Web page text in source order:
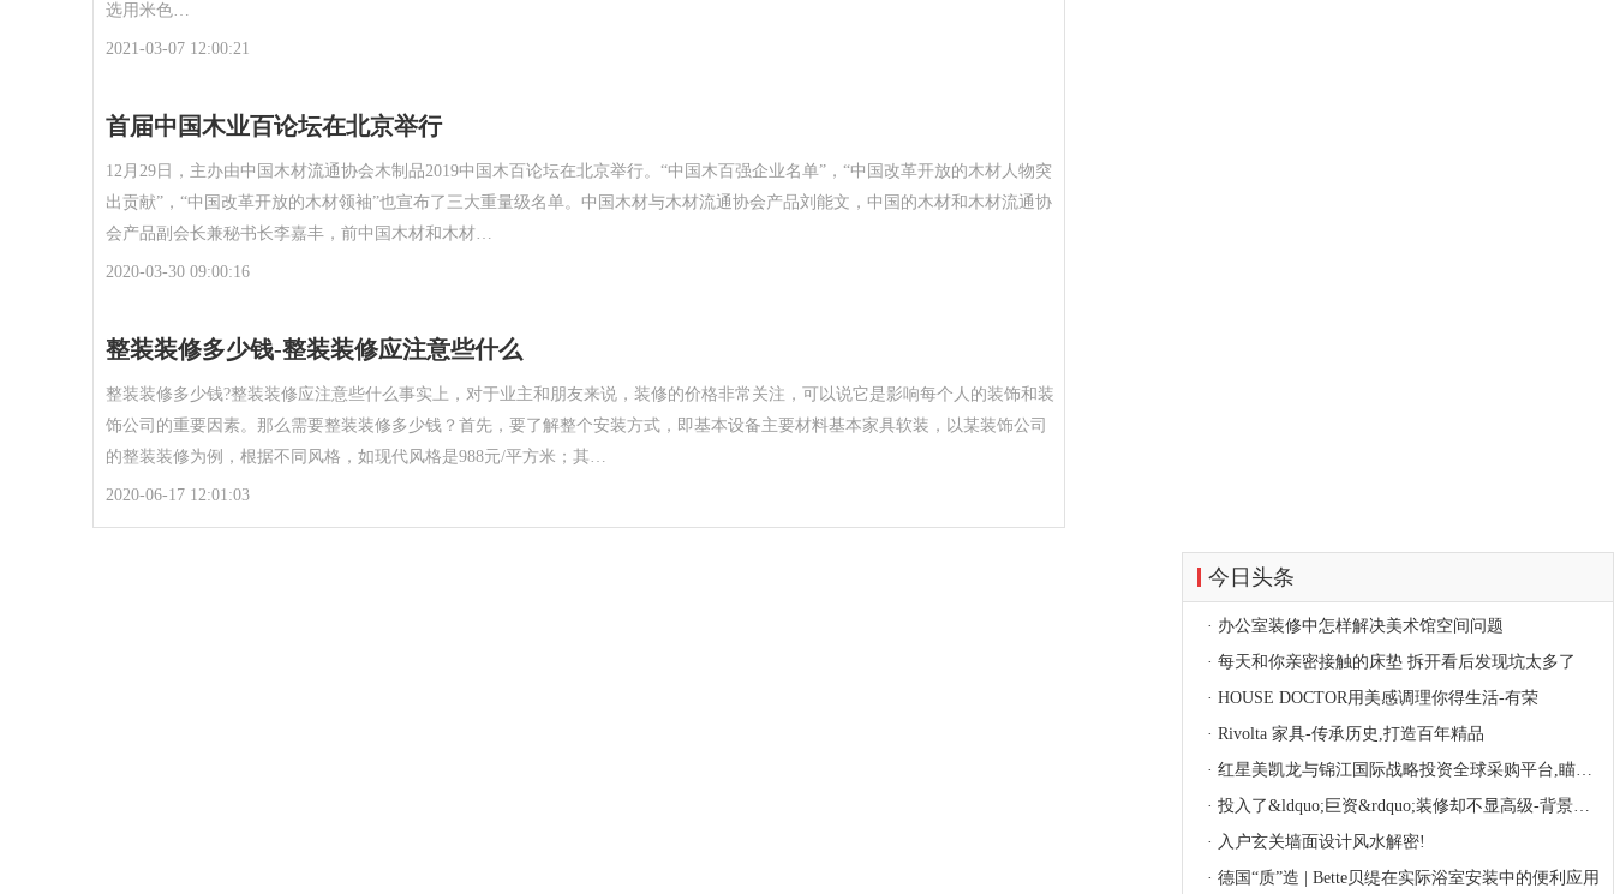
选用米色…
2021-03-07 12:00:21
首届中国木业百论坛在北京举行
12月29日，主办由中国木材流通协会木制品2019中国木百论坛在北京举行。“中国木百强企业名单”，“中国改革开放的木材人物突
出贡献”，“中国改革开放的木材领袖”也宣布了三大重量级名单。中国木材与木材流通协会产品刘能文，中国的木材和木材流通协
会产品副会长兼秘书长李嘉丰，前中国木材和木材…
2020-03-30 09:00:16
整装装修多少钱-整装装修应注意些什么
整装装修多少钱?整装装修应注意些什么事实上，对于业主和朋友来说，装修的价格非常关注，可以说它是影响每个人的装饰和装
饰公司的重要因素。那么需要整装装修多少钱？首先，要了解整个安装方式，即基本设备主要材料基本家具软装，以某装饰公司
的整装装修为例，根据不同风格，如现代风格是988元/平方米；其…
2020-06-17 12:01:03
今日头条
· 办公室装修中怎样解决美术馆空间问题
· 每天和你亲密接触的床垫 拆开看后发现坑太多了
· HOUSE DOCTOR用美感调理你得生活-有荣
· Rivolta 家具-传承历史,打造百年精品
· 红星美凯龙与锦江国际战略投资全球采购平台,瞄准酒店装修市场
· 投入了&ldquo;巨资&rdquo;装修却不显高级-背景墙设计很关键
· 入户玄关墙面设计风水解密!
· 德国“质”造 | Bette贝缇在实际浴室安装中的便利应用